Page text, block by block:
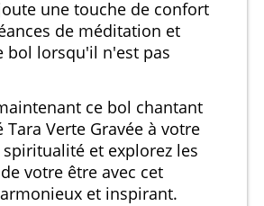
une touche de confort
de méditation et
bol lorsqu'il n'est pas
ce bol chantant
Verte Gravée à votre
et explorez les
votre être avec cet
et inspirant.